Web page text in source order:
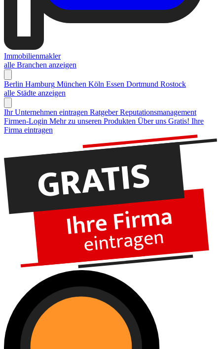
Immobilienmakler
alle Branchen anzeigen
Berlin Hamburg München Köln Essen Dortmund Rostock
alle Städte anzeigen
Ihr Unternehmen eintragen Ratgeber Reputationsmanagement
Firmen-Login Mehr zu unseren Produkten Über uns Gratis! Ihre
Firma eintragen